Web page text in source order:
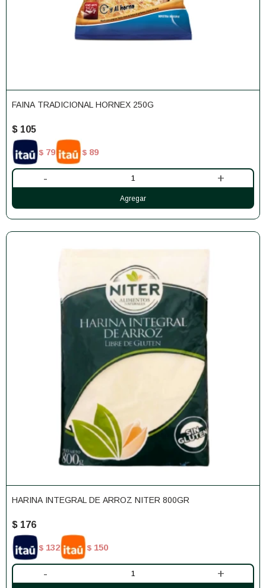
FAINA TRADICIONAL HORNEX 250G
$ 105
$ 79 $ 89
- +
HARINA INTEGRAL DE ARROZ NITER 800GR
$ 176
$ 132 $ 150
- +